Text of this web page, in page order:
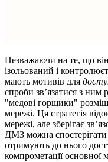
Незважаючи на те, що
ізольований і
мають мотивів для
спроби зв’язатися з ним
"медові горщики"
мережі. Ця стратегія
мережі, але зберігає
ДМЗ можна
отримують до нього
компрометації основної